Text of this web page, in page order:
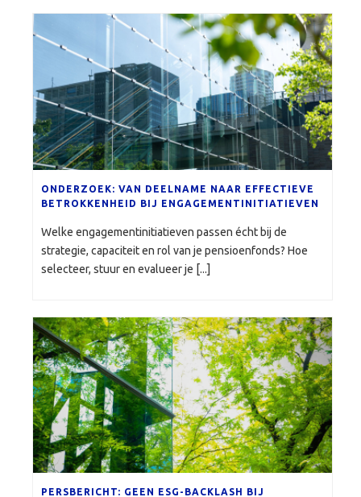
ONDERZOEK: VAN DEELNAME NAAR EFFECTIEVE
BETROKKENHEID BIJ ENGAGEMENTINITIATIEVEN
Welke engagementinitiatieven passen écht bij de
strategie, capaciteit en rol van je pensioenfonds? Hoe
selecteer, stuur en evalueer je [...]
PERSBERICHT: GEEN ESG-BACKLASH BIJ